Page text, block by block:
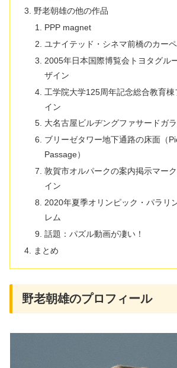
野老朝雄の他の作品
PPP magnet
ユナイテッド・シネマ前橋のカー
2005年日本国際博覧会トヨタグル
ザイン
工学院大学125周年記念総合教育
イン
大名古屋ビルヂングファサードガ
ブリーゼタワー地下通路の床面（
Passage）
敦賀市オルパークの案内掲示マー
イン
2020年夏季オリンピック・パラリ
レム
話題：パズル動画が凄い！
まとめ
野老朝雄のプロフィール